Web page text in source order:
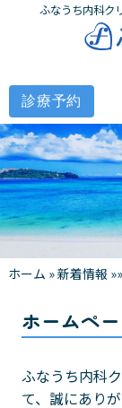
ふなうち内科ク
ホーム »新着情報 »»
ホームペ
ふなうち内科
て、誠にあり